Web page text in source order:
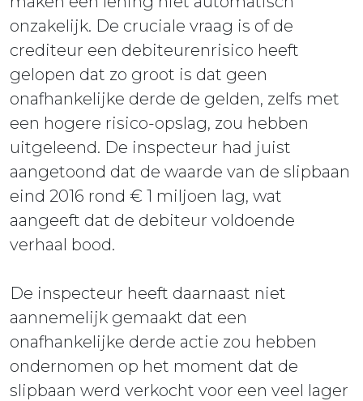
onzakelijk. De cruciale vraag is of de
crediteur een debiteurenrisico heeft
gelopen dat zo groot is dat geen
onafhankelijke derde de gelden, zelfs met
een hogere risico-opslag, zou hebben
uitgeleend. De inspecteur had juist
aangetoond dat de waarde van de slipbaan
eind 2016 rond € 1 miljoen lag, wat
aangeeft dat de debiteur voldoende
verhaal bood.
De inspecteur heeft daarnaast niet
aannemelijk gemaakt dat een
onafhankelijke derde actie zou hebben
ondernomen op het moment dat de
slipbaan werd verkocht voor een veel lager